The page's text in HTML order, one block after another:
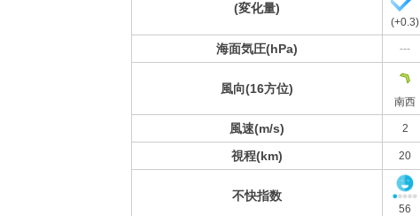
(変化量)
(+0.3)
海面気圧(hPa) ---
風向(16方位)
南西
風速(m/s) 2
視程(km) 20
不快指数
56